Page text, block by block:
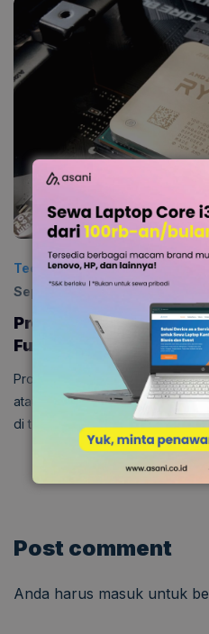
Technology Diposting:
September 2025
0
Processor Adalah
Fungsi, dan Cara Kerja
Processor adalah komponen
atau laptop, yang berperan
di tengah motherboard ,
Post comment
Anda harus masuk untuk